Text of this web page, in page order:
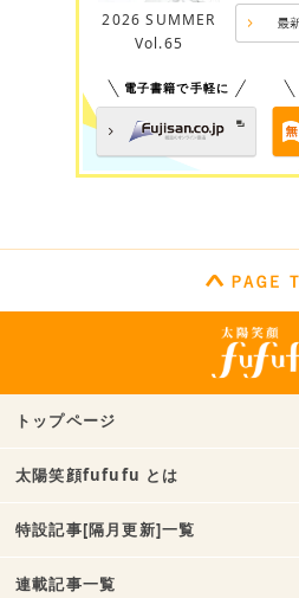
2026 SUMMER
Vol.65
電子書籍で手軽に
トップページ
太陽笑顔fufufu とは
特設記事[隔月更新]一覧
連載記事一覧